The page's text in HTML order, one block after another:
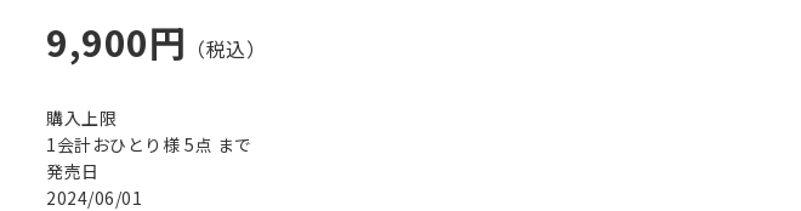
9,900円
購入上限
1会計おひとり様 5点 まで
発売日
2024/06/01